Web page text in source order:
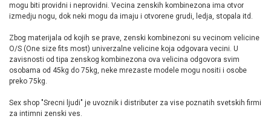
mogu biti providni i neprovidni. Vecina zenskih kombinezona ima otvor
izmedju nogu, dok neki mogu da imaju i otvorene grudi, ledja, stopala itd.
Zbog materijala od kojih se prave, zenski kombinezoni su vecinom velicine
O/S (One size fits most) univerzalne velicine koja odgovara vecini. U
zavisnosti od tipa zenskog kombinezona ova velicina odgovora svim
osobama od 45kg do 75kg, neke mrezaste modele mogu nositi i osobe
preko 75kg.
Sex shop "Srecni ljudi" je uvoznik i distributer za vise poznatih svetskih firmi
za intimni zenski ves.